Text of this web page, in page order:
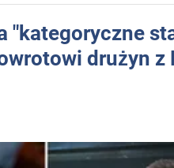
"kategoryczne
drużyn z